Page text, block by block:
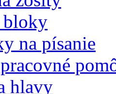
bloky
na písanie
hlavy